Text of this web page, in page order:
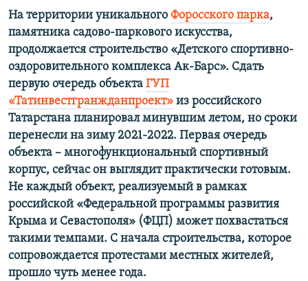
На территории уникального Форосского парка,
памятника садово-паркового искусства,
продолжается строительство «Детского спортивно-
оздоровительного комплекса Ак-Барс». Сдать
первую очередь объекта ГУП
«Татинвестгранжданпроект» из российского
Татарстана планировал минувшим летом, но сроки
перенесли на зиму 2021-2022. Первая очередь
объекта – многофункциональный спортивный
корпус, сейчас он выглядит практически готовым.
Не каждый объект, реализуемый в рамках
российской «Федеральной программы развития
Крыма и Севастополя» (ФЦП) может похвастаться
такими темпами. С начала строительства, которое
сопровождается протестами местных жителей,
прошло чуть менее года.